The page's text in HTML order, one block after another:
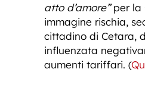
atto d’amore”per la
immagine rischia,
cittadino di Cetara,
influenzata
aumenti tariffari. (